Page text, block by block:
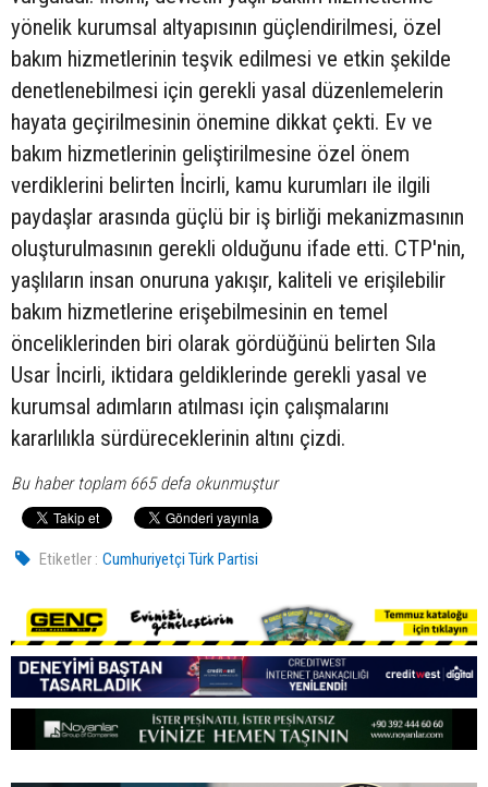
yönelik kurumsal altyapısının güçlendirilmesi, özel
bakım hizmetlerinin teşvik edilmesi ve etkin şekilde
denetlenebilmesi için gerekli yasal düzenlemelerin
hayata geçirilmesinin önemine dikkat çekti. Ev ve
bakım hizmetlerinin geliştirilmesine özel önem
verdiklerini belirten İncirli, kamu kurumları ile ilgili
paydaşlar arasında güçlü bir iş birliği mekanizmasının
oluşturulmasının gerekli olduğunu ifade etti. CTP'nin,
yaşlıların insan onuruna yakışır, kaliteli ve erişilebilir
bakım hizmetlerine erişebilmesinin en temel
önceliklerinden biri olarak gördüğünü belirten Sıla
Usar İncirli, iktidara geldiklerinde gerekli yasal ve
kurumsal adımların atılması için çalışmalarını
kararlılıkla sürdüreceklerinin altını çizdi.
Bu haber toplam 665 defa okunmuştur
Etiketler : Cumhuriyetçi Türk Partisi